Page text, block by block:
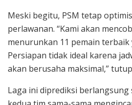
Meski begitu, PSM tetap
perlawanan. “Kami akan
menurunkan 11 pemain terbaik
Persiapan tidak ideal karena
akan berusaha maksimal,”
Laga ini diprediksi